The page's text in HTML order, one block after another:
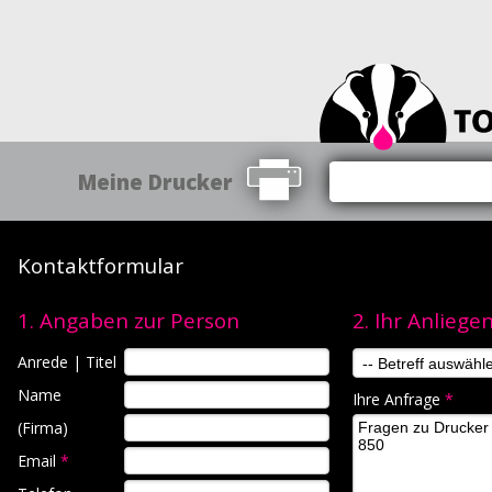
Meine Drucker
Kontaktformular
1. Angaben zur Person
Anrede | Titel
Name
(Firma)
Email *
2. Ihr
Ihre Anfrage*